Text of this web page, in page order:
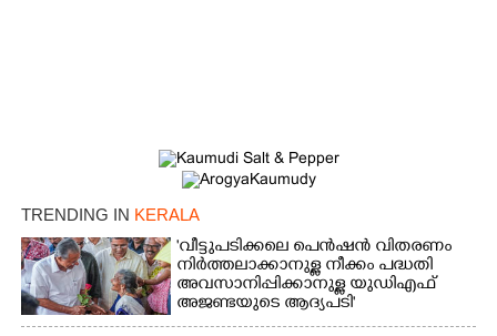
TRENDING IN KERALA
'വീട്ടുപടിക്കലെ പെൻഷൻ വിതരണം
നിർത്തലാക്കാനുള്ള നീക്കം പദ്ധതി
അവസാനിപ്പിക്കാനുള്ള യുഡിഎഫ്
അജണ്ടയുടെ ആദ്യപടി'